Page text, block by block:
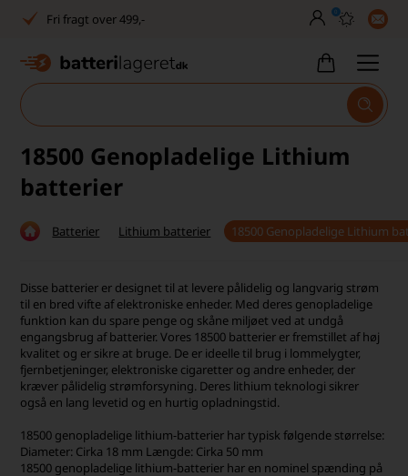
Fri fragt over 499,-
Dansk lager
1040+ glade kunder på Trustpilot
Dansk lager
30 dages returret
Tlf. er lukket uge 27-32
1040+ glade kunder på Trustpilot
0
18500 Genopladelige Lithium
batterier
Batterier Lithium batterier 18500 Genopladelige Lithium
Disse batterier er designet til at levere pålidelig og langvarig strøm
til en bred vifte af elektroniske enheder. Med deres genopladelige
funktion kan du spare penge og skåne miljøet ved at undgå
engangsbrug af batterier. Vores 18500 batterier er fremstillet af høj
kvalitet og er sikre at bruge. De er ideelle til brug i lommelygter,
fjernbetjeninger, elektroniske cigaretter og andre enheder, der
kræver pålidelig strømforsyning. Deres lithium teknologi sikrer
også en lang levetid og en hurtig opladningstid.
18500 genopladelige lithium-batterier har typisk følgende størrelse:
Diameter: Cirka 18 mm Længde: Cirka 50 mm
18500 genopladelige lithium-batterier har en nominel spænding på